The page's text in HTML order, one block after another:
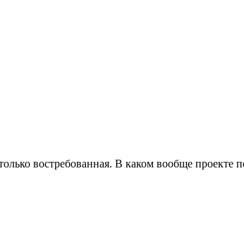
востребованная. В каком вообще проекте